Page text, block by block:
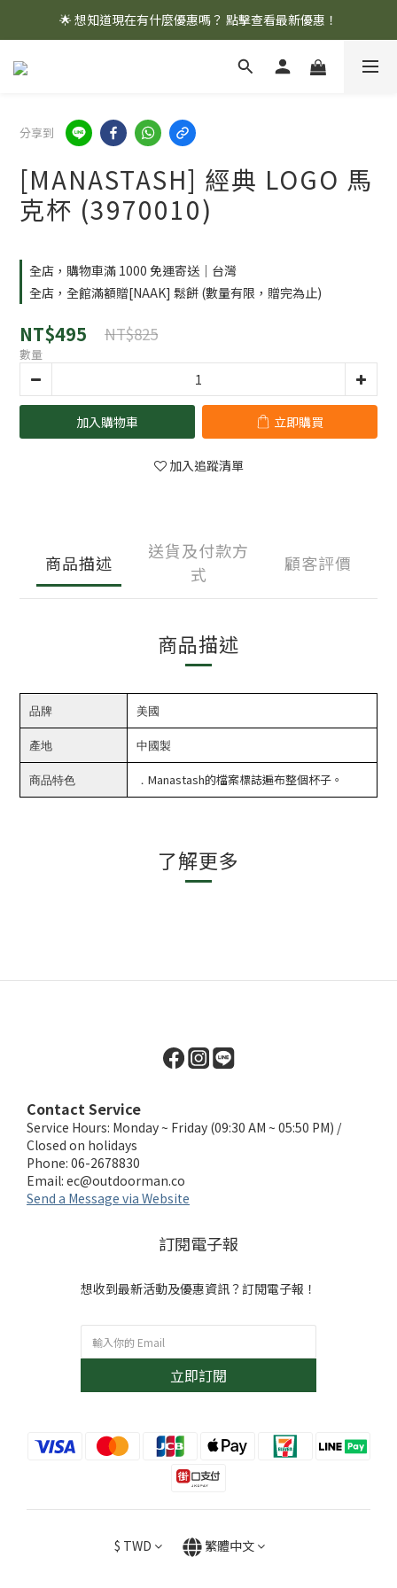
🌟 想知道現在有什麼優惠嗎？ 點擊查看最新優惠！
🌟 想知道現在有什麼優惠嗎？ 點擊查看最新優惠！
全館消費滿 $1,000 即享免運優惠
分享到
[MANASTASH] 經典 LOGO 馬
克杯 (3970010)
全店，購物車滿 1000 免運寄送｜台灣
全店，全館滿額贈[NAAK] 鬆餅 (數量有限，贈完為止)
NT$495 NT$825
數量
加入購物車 立即購買
加入追蹤清單
商品描述
送貨及付款方
式
顧客評價
商品描述
品牌 美國
產地 中國製
商品特色 ． Manastash的檔案標誌遍布整個杯子。
了解更多
Contact Service
Service Hours: Monday ~ Friday (09:30 AM ~ 05:50 PM) /
Closed on holidays
Phone: 06-2678830
Email: ec@outdoorman.co
Send a Message via Website
訂閱電子報
想收到最新活動及優惠資訊？訂閱電子報！
立即訂閱
$ TWD 繁體中文